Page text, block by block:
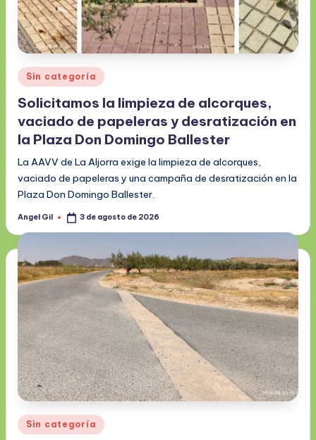
Publicado
en
Sin categoría
Solicitamos la limpieza de alcorques,
vaciado de papeleras y desratización en
la Plaza Don Domingo Ballester
La AAVV de La Aljorra exige la limpieza de alcorques,
vaciado de papeleras y una campaña de desratización en la
Plaza Don Domingo Ballester.
Publicado
Angel Gil 3 de agosto de 2026
Publicado
en
Sin categoría